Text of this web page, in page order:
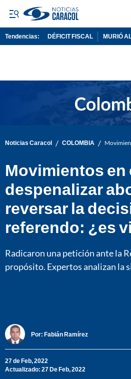
Tendencias: DÉFICIT FISCAL MURIÓ
Noticias Caracol / COLOMBIA /
Movimientos en
despenalizar
reversar la
referendo: ¿es
Radicaron una petición ante la
propósito. Expertos analizan la
Por: Fabián Ramírez
27 de Feb, 2022
Actualizado: 27 De Feb, 2022